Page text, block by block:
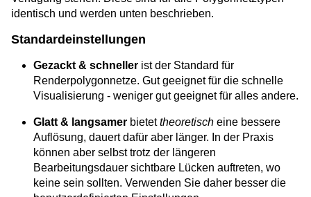
identisch und werden unten beschrieben.
Standardeinstellungen
Gezackt & schneller ist der Standard für
Renderpolygonnetze. Gut geeignet für die schnelle
Visualisierung - weniger gut geeignet für alles andere.
Glatt & langsamer bietettheoretisch eine bessere
Auflösung, dauert dafür aber länger. In der Praxis
können aber selbst trotz der längeren
Bearbeitungsdauer sichtbare Lücken auftreten, wo
keine sein sollten. Verwenden Sie daher besser die